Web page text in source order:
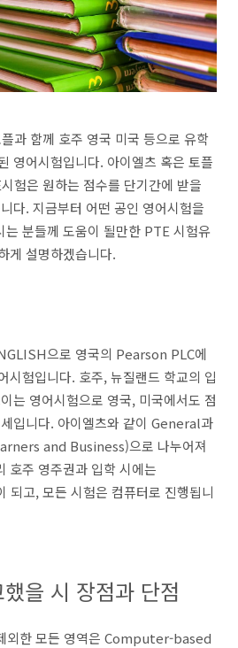
과 함께 호주 영국 미국 등으로 유학
영어시험입니다. 아이엘츠 혹은 토플
험은 원하는 점수를 단기간에 받을
다. 지금부터 어떤 공인 영어시험을
는 분들께 도움이 될만한 PTE 시험유
게 설명하겠습니다.
으로 영국의 Pearson PLC에
시험입니다. 호주, 뉴질랜드 학교의 입
는 영어시험으로 영국, 미국에서도 점
입니다. 아이엘츠와 같이 General과
and Business)으로 나누어져
호주 영주권과 입학 시에는
고, 모든 시험은 컴퓨터로 진행됩니
을 시 장점과 단점
외한 모든 영역은 Computer-based